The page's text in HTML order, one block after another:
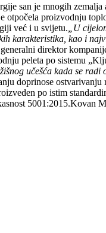
san je mnogih
proizvodnju
već i u svijetu. „U
karakteristika, kao i
generalni direktor
peleta po sistemu
učešća kada se
doprinose
po istim
5001:2015.Kovan